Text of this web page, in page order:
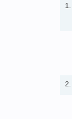
1.
2.